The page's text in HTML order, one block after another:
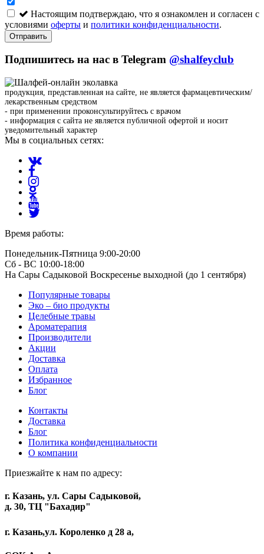
Настоящим подтверждаю, что я ознакомлен и согласен с
условиями оферты и политики конфиденциальности.
Отправить
Подпишитесь на нас в Telegram @shalfeyclub
продукция, представленная на сайте, не является фармацевтическим/
лекарственным средством
- при применении проконсультируйтесь с врачом
- информация с сайта не является публичной офертой и носит
уведомительный характер
Мы в социальных сетях:
Время работы:
Понедельник-Пятница 9:00-20:00
Сб - ВС 10:00-18:00
На Сары Садыковой Воскресенье выходной (до 1 сентября)
Популярные товары
Эко – био продукты
Целебные травы
Ароматерапия
Производители
Акции
Доставка
Оплата
Избранное
Блог
Контакты
Доставка
Блог
Политика конфиденциальности
О компании
Приезжайте к нам по адресу:
г. Казань, ул. Сары Садыковой,
д. 30, ТЦ "Бахадир"
г. Казань,ул. Короленко д 28 а,